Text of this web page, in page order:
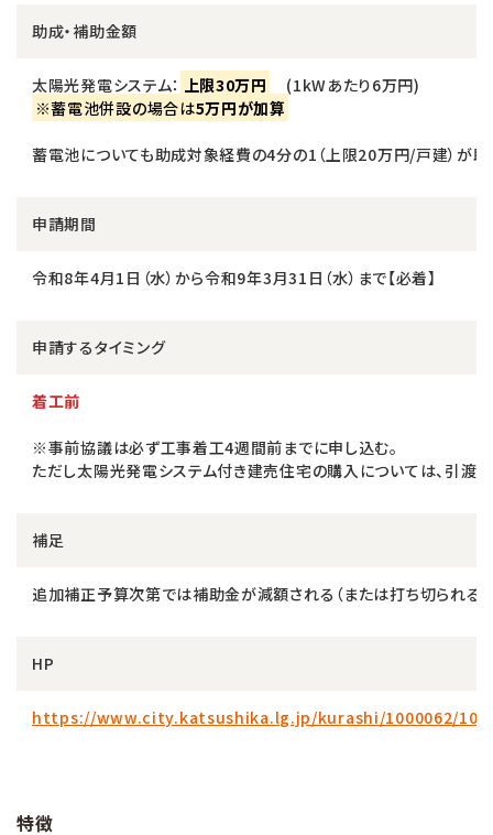
助成・補助金額
太陽光発電システム： 上限30万円
(1kWあたり6万円)
※蓄電池併設の場合は5万円が加算
蓄電池についても助成対象経費の4分の1（上限20万円/戸建）が
申請期間
令和8年4月1日（水）から令和9年3月31日（水）まで【必着】
申請するタイミング
着工前
※事前協議は必ず工事着工4週間前までに申し込む。
ただし太陽光発電システム付き建売住宅の購入については、引渡
補足
追加補正予算次第では補助金が減額される（または打ち切られる
HP
https://www.city.katsushika.lg.jp/kurashi/1000062/
特徴